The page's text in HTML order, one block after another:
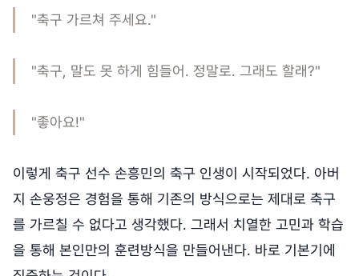
"축구 가르쳐 주세요."
"축구, 말도 못 하게 힘들어. 정말로. 그래도 할래?"
"좋아요!"
이렇게 축구 선수 손흥민의 축구 인생이 시작되었다. 아버
지 손웅정은 경험을 통해 기존의 방식으로는 제대로 축구
를 가르칠 수 없다고 생각했다. 그래서 치열한 고민과 학습
을 통해 본인만의 훈련방식을 만들어낸다. 바로 기본기에